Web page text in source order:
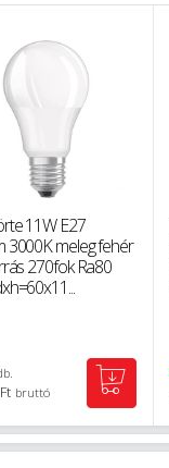
11W E27
3000K meleg fehér
270fok Ra80
bruttó